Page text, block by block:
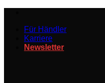
springenFür Händler
Karriere
Newsletter